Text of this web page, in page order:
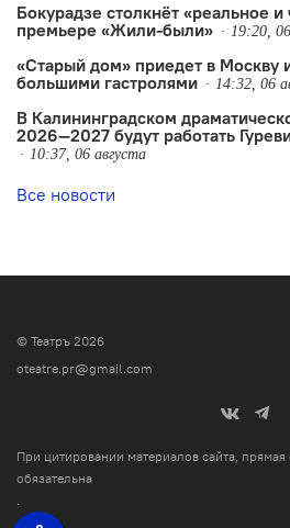
Бокурадзе столкнëт «реальное
премьере «Жили-были»
19:20,
«Старый дом» приедет в Москву
большими гастролями
14:32, 06
В Калининградском
2026—2027 будут работать
10:37, 06 августа
Все новости
© Театръ 2026
oteatre.pr@gmail.com
При цитировании материалов сайта,
обязательна
.